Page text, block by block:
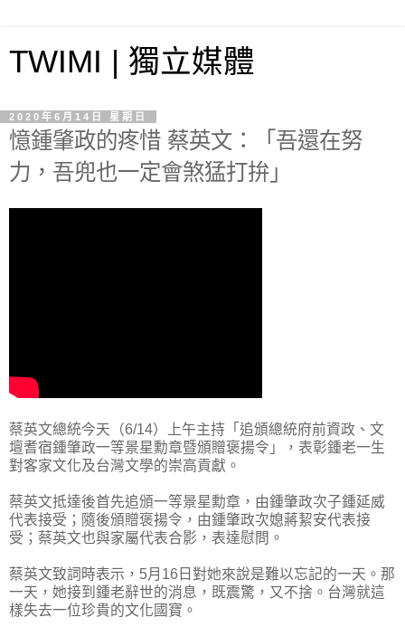
TWIMI | 獨立媒體
2020年6月14日 星期日
憶鍾肇政的疼惜 蔡英文：「吾還在努
力，吾兜也一定會煞猛打拚」
蔡英文總統今天（6/14）上午主持「追頒總統府前資政、文
壇耆宿鍾肇政一等景星勳章暨頒贈褒揚令」，表彰鍾老一生
對客家文化及台灣文學的崇高貢獻。
蔡英文抵達後首先追頒一等景星勳章，由鍾肇政次子鍾延威
代表接受；隨後頒贈褒揚令，由鍾肇政次媳蔣絜安代表接
受；蔡英文也與家屬代表合影，表達慰問。
蔡英文致詞時表示，5月16日對她來說是難以忘記的一天。那
一天，她接到鍾老辭世的消息，既震驚，又不捨。台灣就這
樣失去一位珍貴的文化國寶。